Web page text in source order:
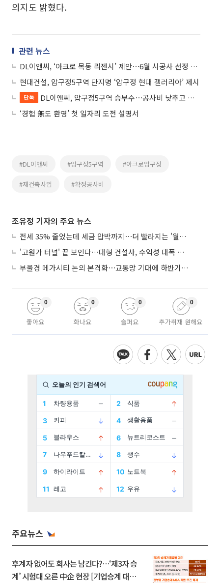
의지도 밝혔다.
관련 뉴스
DL이앤씨, ‘아크로 목동 리젠시’ 제안⋯6월 시공사 선정 총회
현대건설, 압구정5구역 단지명 ‘압구정 현대 갤러리아’ 제시
단독
DL이앤씨, 압구정5구역 승부수⋯공사비 낮추고 이주비 LTV 150% 제시
‘경험 無도 환영’ 첫 일자리 도전 설명서
#DL이앤씨 #압구정5구역 #아크로압구정
#재건축사업 #확정공사비
조유정 기자의 주요 뉴스
전세 35% 줄었는데 세금 압박까지⋯더 빨라지는 '월세화'
'고원가 터널' 끝 보인다…대형 건설사, 수익성 대폭 개선
부울경 메가시티 논의 본격화⋯교통망 기대에 하반기 분양시장 '주목'
좋아요
0
화나요
0
슬퍼요
0
추가취재 원해요
0
주요뉴스
후계자 없어도 회사는 남긴다?…‘제3자 승
계’ 시험대 오른 中企 현장 [기업승계 대전